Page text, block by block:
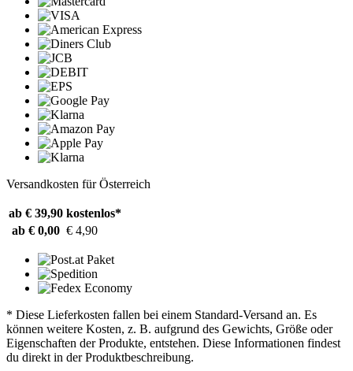
Versandkosten für Österreich
ab € 39,90 kostenlos*
ab € 0,00 € 4,90
* Diese Lieferkosten fallen bei einem Standard-Versand an. Es
können weitere Kosten, z. B. aufgrund des Gewichts, Größe oder
Eigenschaften der Produkte, entstehen. Diese Informationen findest
du direkt in der Produktbeschreibung.